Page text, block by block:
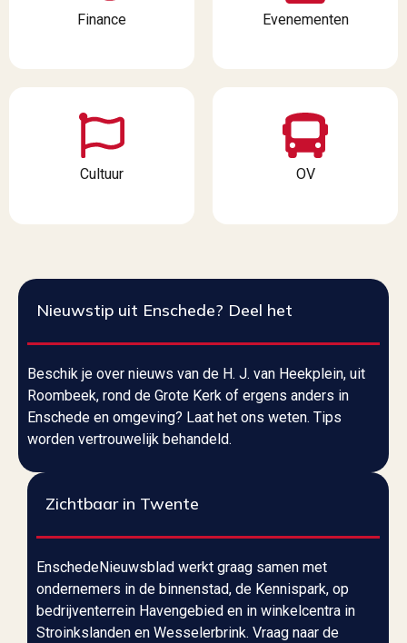
Finance Evenementen
Cultuur OV
Nieuwstip uit Enschede? Deel het
Beschik je over nieuws van de H. J. van Heekplein, uit
Roombeek, rond de Grote Kerk of ergens anders in
Enschede en omgeving? Laat het ons weten. Tips
worden vertrouwelijk behandeld.
Zichtbaar in Twente
EnschedeNieuwsblad werkt graag samen met
ondernemers in de binnenstad, de Kennispark, op
bedrijventerrein Havengebied en in winkelcentra in
Stroinkslanden en Wesselerbrink. Vraag naar de